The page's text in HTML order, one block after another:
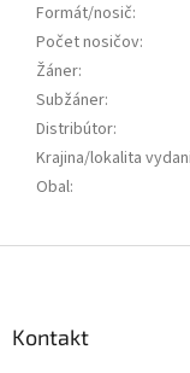
Formát/nosič:
Počet nosičov:
Žáner:
Subžáner:
Distribútor:
Krajina/lokalita
Obal:
Kontakt